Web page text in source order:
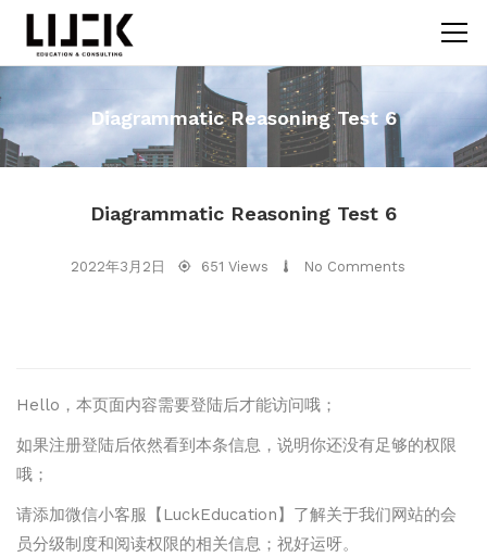
Diagrammatic Reasoning Test 6
Diagrammatic Reasoning Test 6
2022年3月2日 651 Views No Comments
Hello，本页面内容需要登陆后才能访问哦；
如果注册登陆后依然看到本条信息，说明你还没有足够的权限
哦；
请添加微信小客服【LuckEducation】了解关于我们网站的会
员分级制度和阅读权限的相关信息；祝好运呀。